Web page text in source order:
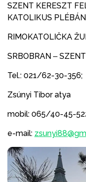
SZENT KERESZT
KATOLIKUS
RIMOKATOLIČKA
SRBOBRAN ‒
Tel.: 021/62-30-356;
Zsúnyi Tibor atya
mobil: 065/40-45-
e-mail: